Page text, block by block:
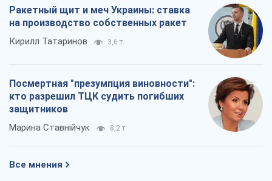
Ракетный щит и меч Украины: ставка
на производство собственных ракет
Кирилл Татаринов 3,6 т.
Посмертная "презумпция виновности":
кто разрешил ТЦК судить погибших
защитников
Марина Ставнійчук 8,2 т.
Все мнения